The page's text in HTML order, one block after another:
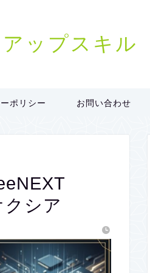
ップスキル
ポリシー お問い合わせ
クシア